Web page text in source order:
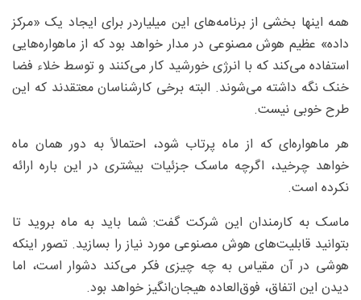
همه اینها بخشی از برنامه‌های این میلیاردر برای ایجاد یک «مرکز
داده» عظیم هوش مصنوعی در مدار خواهد بود که از ماهواره‌هایی
استفاده می‌کند که با انرژی خورشید کار می‌کنند و توسط خلاء فضا
خنک نگه داشته می‌شوند. البته برخی کارشناسان معتقدند که این
طرح خوبی نیست.
هر ماهواره‌ای که از ماه پرتاب شود، احتمالاً به دور همان ماه
خواهد چرخید، اگرچه ماسک جزئیات بیشتری در این باره ارائه
نکرده است.
ماسک به کارمندان این شرکت گفت: شما باید به ماه بروید تا
بتوانید قابلیت‌های هوش مصنوعی مورد نیاز را بسازید. تصور اینکه
هوشی در آن مقیاس به چه چیزی فکر می‌کند دشوار است، اما
دیدن این اتفاق، فوق‌العاده هیجان‌انگیز خواهد بود.